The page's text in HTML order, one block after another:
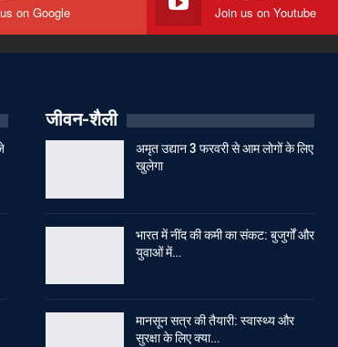
on Google Join us on Youtube
जीवन-शैली
अमृत उद्यान 3 फरवरी से आम लोगों के लिए
खुलेगा
भारत में नींद की कमी का संकट: बुजुर्गों और
युवाओं में…
मानसून सत्र की तैयारी: स्वास्थ्य और
सुरक्षा के लिए क्या…